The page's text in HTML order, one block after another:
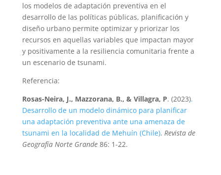
los modelos de adaptación preventiva en el
desarrollo de las políticas públicas, planificación y
diseño urbano permite optimizar y priorizar los
recursos en aquellas variables que impactan mayor
y positivamente a la resiliencia comunitaria frente a
un escenario de tsunami.
Referencia:
Rosas-Neira, J., Mazzorana, B., & Villagra, P. (2023).
Desarrollo de un modelo dinámico para planificar
una adaptación preventiva ante una amenaza de
tsunami en la localidad de Mehuín (Chile). Revista de
Geografía Norte Grande86: 1-22.